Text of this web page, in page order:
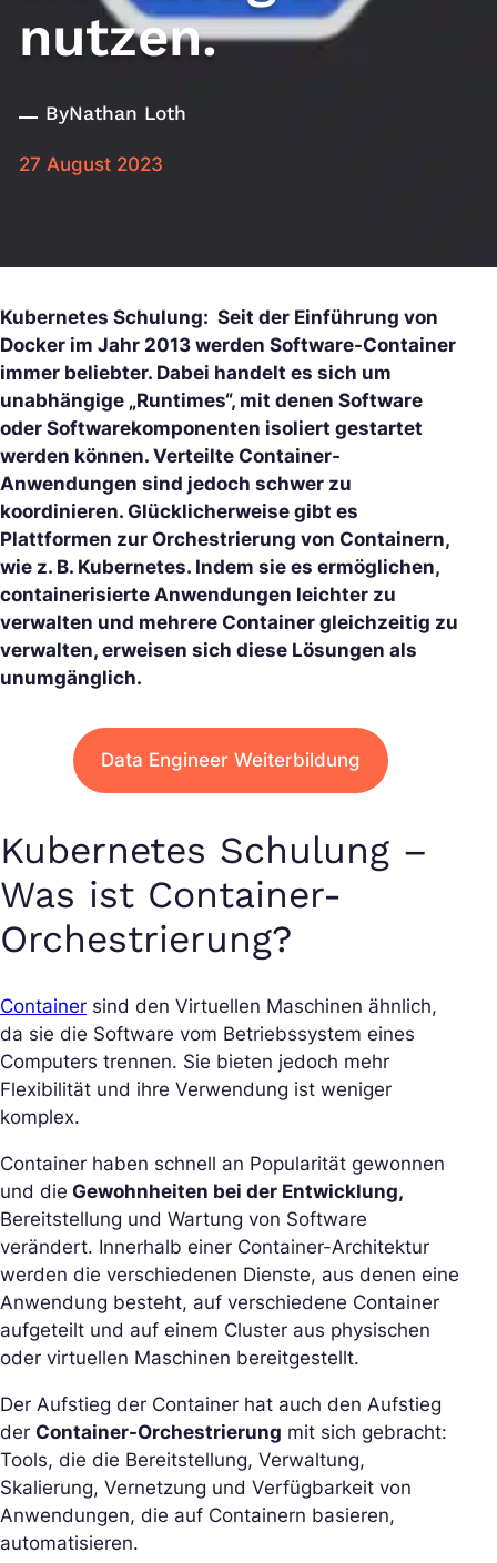
nutzen.
ByNathan Loth
27 August 2023
Kubernetes Schulung: Seit der Einführung von
Docker im Jahr 2013 werden Software-Container
immer beliebter. Dabei handelt es sich um
unabhängige „Runtimes“, mit denen Software
oder Softwarekomponenten isoliert gestartet
werden können. Verteilte Container-
Anwendungen sind jedoch schwer zu
koordinieren. Glücklicherweise gibt es
Plattformen zur Orchestrierung von Containern,
wie z. B. Kubernetes. Indem sie es ermöglichen,
containerisierte Anwendungen leichter zu
verwalten und mehrere Container gleichzeitig zu
verwalten, erweisen sich diese Lösungen als
unumgänglich.
Data Engineer Weiterbildung
Kubernetes Schulung –
Was ist Container-
Orchestrierung?
Container sind den Virtuellen Maschinen ähnlich,
da sie die Software vom Betriebssystem eines
Computers trennen. Sie bieten jedoch mehr
Flexibilität und ihre Verwendung ist weniger
komplex.
Container haben schnell an Popularität gewonnen
und die Gewohnheiten bei der Entwicklung,
Bereitstellung und Wartung von Software
verändert. Innerhalb einer Container-Architektur
werden die verschiedenen Dienste, aus denen eine
Anwendung besteht, auf verschiedene Container
aufgeteilt und auf einem Cluster aus physischen
oder virtuellen Maschinen bereitgestellt.
Der Aufstieg der Container hat auch den Aufstieg
der Container-Orchestrierung mit sich gebracht:
Tools, die die Bereitstellung, Verwaltung,
Skalierung, Vernetzung und Verfügbarkeit von
Anwendungen, die auf Containern basieren,
automatisieren.